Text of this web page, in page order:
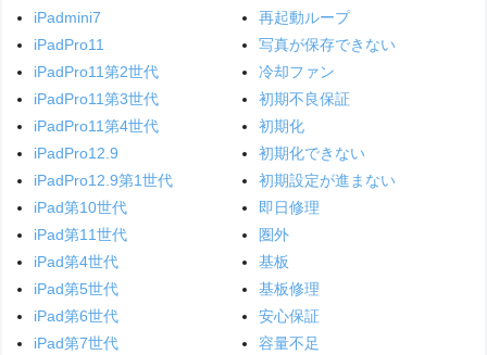
iPadmini7
iPadPro11
iPadPro11第2世代
iPadPro11第3世代
iPadPro11第4世代
iPadPro12.9
iPadPro12.9第1世代
iPad第10世代
iPad第11世代
iPad第4世代
iPad第5世代
iPad第6世代
iPad第7世代
再起動ループ
写真が保存できない
冷却ファン
初期不良保証
初期化
初期化できない
初期設定が進まない
即日修理
圏外
基板
基板修理
安心保証
容量不足